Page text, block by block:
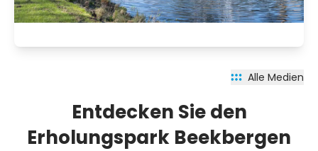
Alle Medien
Entdecken Sie den
Erholungspark Beekbergen